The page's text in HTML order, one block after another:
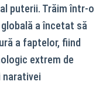
puterii. Trăim într-o
a încetat să
a faptelor, fiind
extrem de
narativei